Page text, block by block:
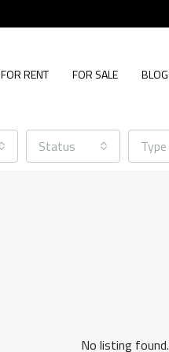
FOR RENT FOR SALE BLOG
Status Type
No listing found.